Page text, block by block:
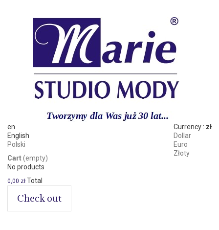
Currency : zł
Dollar
Euro
Złoty
en
English
Polski
Cart(empty)
No products
0,00 zł Total
Check out